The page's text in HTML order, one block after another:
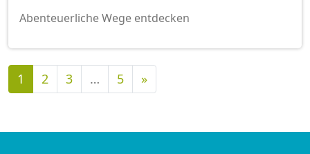
Abenteuerliche Wege entdecken
1 2 3 … 5 »Nächste